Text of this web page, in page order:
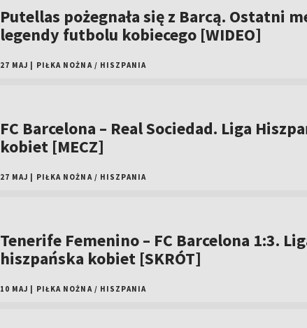
Putellas pożegnała się z Barcą. Ostatni
legendy futbolu kobiecego [WIDEO]
27 MAJ PIŁKA NOŻNA / HISZPANIA
FC Barcelona – Real Sociedad. Liga
kobiet [MECZ]
27 MAJ PIŁKA NOŻNA / HISZPANIA
Tenerife Femenino – FC Barcelona 1:3.
hiszpańska kobiet [SKRÓT]
10 MAJ PIŁKA NOŻNA / HISZPANIA